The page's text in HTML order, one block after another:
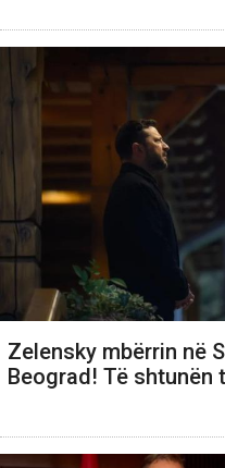
Zelensky mbërrin në
Beograd! Të shtunën